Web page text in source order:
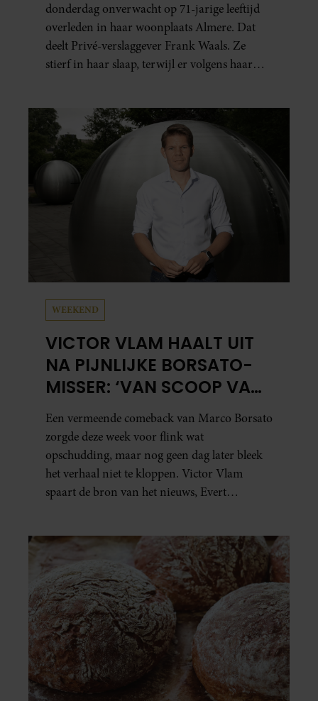
donderdag onverwacht op 71-jarige leeftijd
overleden in haar woonplaats Almere. Dat
deelt Privé-verslaggever Frank Waals. Ze
stierf in haar slaap, terwijl er volgens haar
WEEKEND
VICTOR VLAM HAALT UIT
NA PIJNLIJKE BORSATO-
MISSER: ‘VAN SCOOP VAN
HET JAAR NAAR ZEPERD
VAN HET JAAR’
Een vermeende comeback van Marco Borsato
zorgde deze week voor flink wat
opschudding, maar nog geen dag later bleek
het verhaal niet te kloppen. Victor Vlam
spaart de bron van het nieuws, Evert